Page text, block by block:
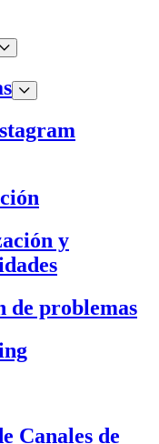
y
de problemas
Canales de